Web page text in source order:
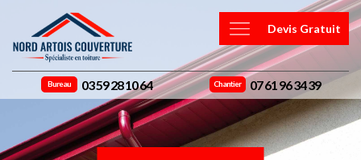
Devis Gratuit
Bureau 03 59 28 10 64 Chantier 07 61 96 34 39